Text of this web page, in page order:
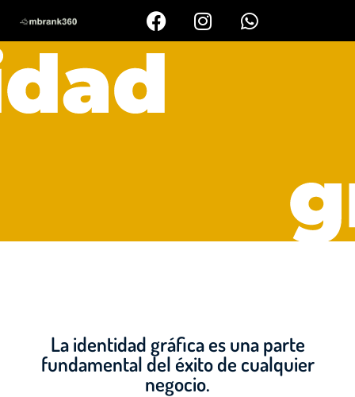
La identidad gráfica es una parte
fundamental del éxito de cualquier
negocio.